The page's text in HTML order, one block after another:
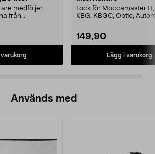
medföljer.
från
varukorg
Lock för Moccamaster H,
KBG, KBGC, Optio,
149,90
Lägg i varukorg
Används med